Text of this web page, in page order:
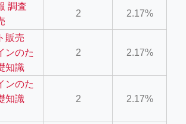
調査
2 2.17%
販売
ンのた
知識
2 2.17%
ンのた
知識
2 2.17%